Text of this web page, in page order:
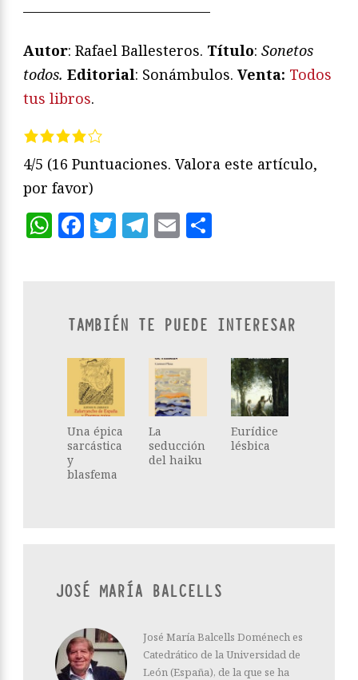
—————————————
Autor: Rafael Ballesteros. Título: Sonetos
todos. Editorial: Sonámbulos. Venta: Todos
tus libros.
4/5 (16 Puntuaciones. Valora este artículo,
por favor)
WhatsApp
Facebook
Twitter
Telegram
Email
TAMBIÉN TE PUEDE INTERESAR
Una épica
sarcástica
y
blasfema
La
seducción
del haiku
Eurídice
lésbica
JOSÉ MARÍA BALCELLS
José María Balcells Doménech es
Catedrático de la Universidad de
León (España), de la que se ha